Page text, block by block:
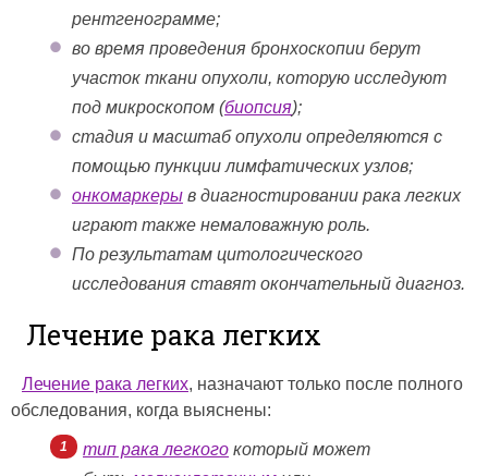
рентгенограмме;
во время проведения бронхоскопии берут
участок ткани опухоли, которую исследуют
под микроскопом (биопсия);
стадия и масштаб опухоли определяются с
помощью пункции лимфатических узлов;
онкомаркеры в диагностировании рака легких
играют также немаловажную роль.
По результатам цитологического
исследования ставят окончательный диагноз.
Лечение рака легких
Лечение рака легких, назначают только после полного
обследования, когда выяснены:
тип рака легкого который может